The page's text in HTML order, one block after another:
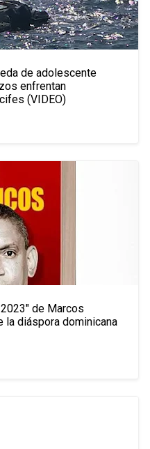
de adolescente
enfrentan
(VIDEO)
de Marcos
la diáspora dominicana